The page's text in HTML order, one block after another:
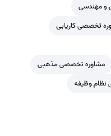
و مهندسی
تخصصی کاریابی
مشاوره تخصصی مذهبی
وظیفه